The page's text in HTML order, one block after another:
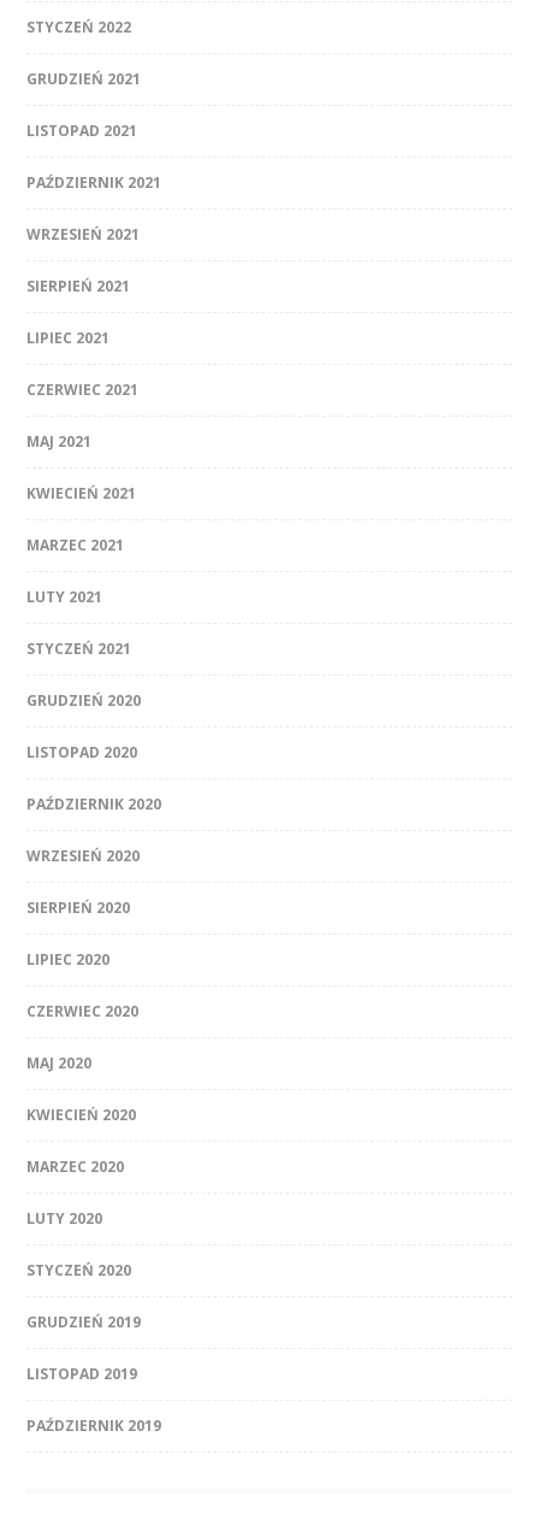
STYCZEŃ 2022
GRUDZIEŃ 2021
LISTOPAD 2021
PAŹDZIERNIK 2021
WRZESIEŃ 2021
SIERPIEŃ 2021
LIPIEC 2021
CZERWIEC 2021
MAJ 2021
KWIECIEŃ 2021
MARZEC 2021
LUTY 2021
STYCZEŃ 2021
GRUDZIEŃ 2020
LISTOPAD 2020
PAŹDZIERNIK 2020
WRZESIEŃ 2020
SIERPIEŃ 2020
LIPIEC 2020
CZERWIEC 2020
MAJ 2020
KWIECIEŃ 2020
MARZEC 2020
LUTY 2020
STYCZEŃ 2020
GRUDZIEŃ 2019
LISTOPAD 2019
PAŹDZIERNIK 2019